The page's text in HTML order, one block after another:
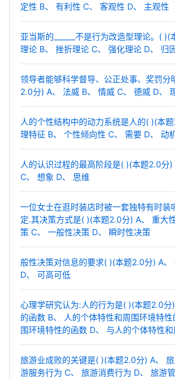
定性 B、 有利性 C、 客观性 D、 主观性
亚当斯的______不是行为改造型理论。(
理论 B、 挫折理论 C、 强化理论 D、 归
领导者能够科学督导、公正处事、奖罚分
2.0分) A、 法威 B、 情威 C、 德威 D、
人的个性结构中的动力系统是人的( )(本
理特征 B、 个性倾向性 C、 需要 D、 动
人的认识过程的最高阶段是( )(本题2.0分
C、 想象 D、 思维
一位女士在逛时装店时被一套独特有时装
定.其决策方式是( )(本题2.0分) A、 重大
策 C、 一般性决策 D、 瞬时性决策
般性决策对信息的要求( )(本题2.0分) A、
D、 可高可低
心理学研究认为:人的行为是( )(本题2.0分
的函数 B、 人的个体特性和周围环境特
围环境特性的函数 D、 与人的个体特性
旅游业成败的关键是( )(本题2.0分) A、
游服务行为 C、 旅游消费行为 D、 旅游